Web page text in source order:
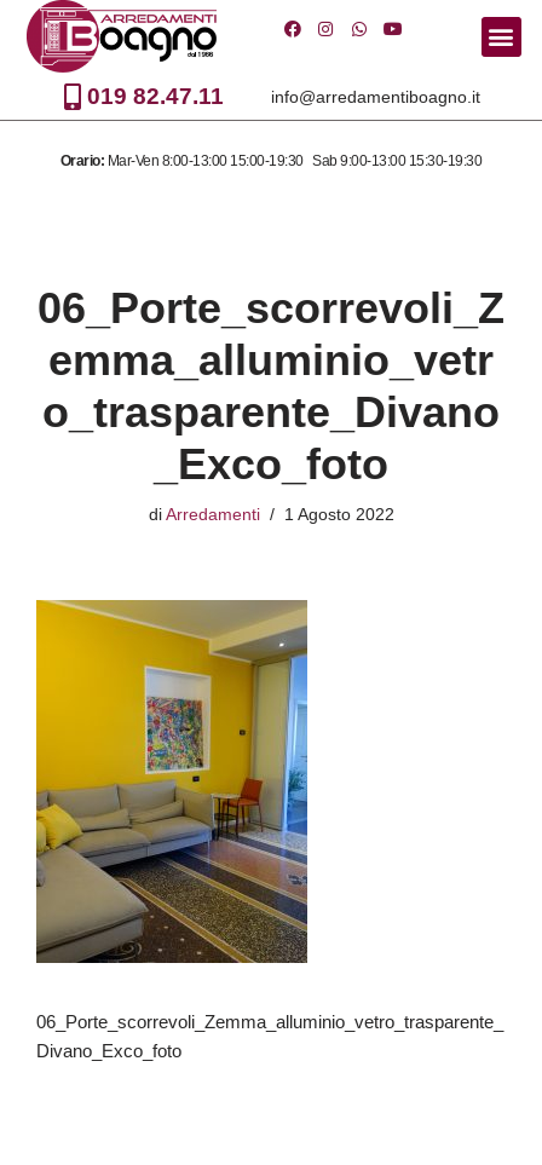
Vai
contenuto
019 82.47.11 info@arredamentiboagno.it
Orario: Mar-Ven 8:00-13:00 15:00-19:30 Sab 9:00-13:00 15:30-19:30
06_Porte_scorrevoli_Z
emma_alluminio_vetr
o_trasparente_Divano
_Exco_foto
di Arredamenti 1 Agosto 2022
06_Porte_scorrevoli_Zemma_alluminio_vetro_trasparente_
Divano_Exco_foto